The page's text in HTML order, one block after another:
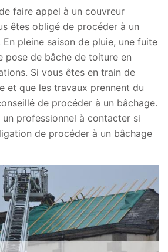
faire appel à un couvreur
êtes obligé de procéder à un
pleine saison de pluie, une fuite
pose de bâche de toiture en
Si vous êtes en train de
et que les travaux prennent du
de procéder à un bâchage.
un professionnel à contacter si
de procéder à un bâchage